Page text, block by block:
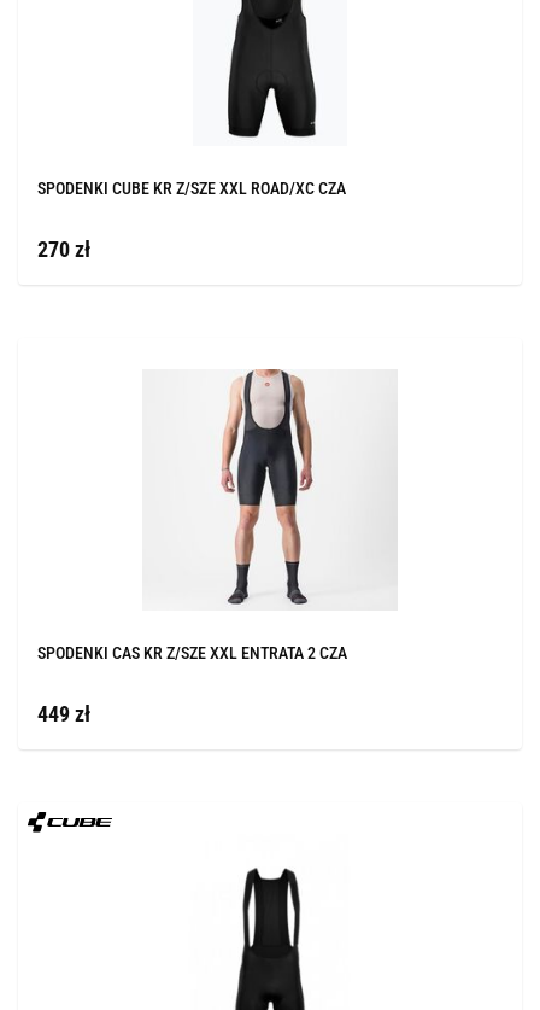
SPODENKI CUBE KR Z/SZE XXL ROAD/XC CZA
270 zł
SPODENKI CAS KR Z/SZE XXL ENTRATA 2 CZA
449 zł